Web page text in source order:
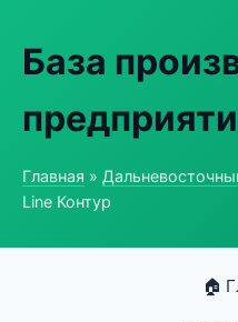
База
Главная »
Line Контур
🏠